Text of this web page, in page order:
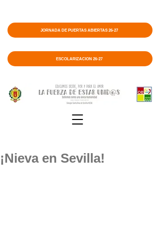
ESCOLARIZACIÓN 26-27
JORNADA DE PUERTAS ABIERTAS 26-27
¡Nieva en Sevilla!